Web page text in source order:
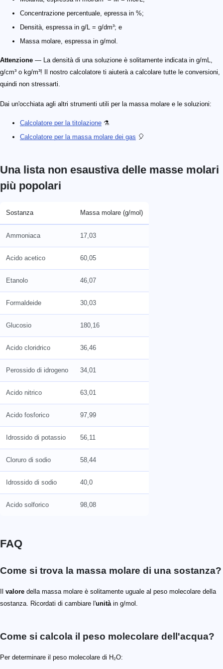
Concentrazione percentuale, epressa in %;
Densità, espressa in g/L = g/dm³; e
Massa molare, espressa in g/mol.
Attenzione — La densità di una soluzione è solitamente indicata in g/mL,
g/cm³ o kg/m³! Il nostro calcolatore ti aiuterà a calcolare tutte le conversioni,
quindi non stressarti.
Dai un'occhiata agli altri strumenti utili per la massa molare e le soluzioni:
Calcolatore per la titolazione ⚗️
Calcolatore per la massa molare dei gas 🎈
Una lista non esaustiva delle masse molari
più popolari
Sostanza Massa molare (g/mol)
Ammoniaca 17,03
Acido acetico 60,05
Etanolo 46,07
Formaldeide 30,03
Glucosio 180,16
Acido cloridrico 36,46
Perossido di idrogeno 34,01
Acido nitrico 63,01
Acido fosforico 97,99
Idrossido di potassio 56,11
Cloruro di sodio 58,44
Idrossido di sodio 40,0
Acido solforico 98,08
FAQ
Come si trova la massa molare di una sostanza?
Il valore della massa molare è solitamente uguale al peso molecolare della
sostanza. Ricordati di cambiare l'unità in g/mol.
Come si calcola il peso molecolare dell'acqua?
Per determinare il peso molecolare di H₂O: